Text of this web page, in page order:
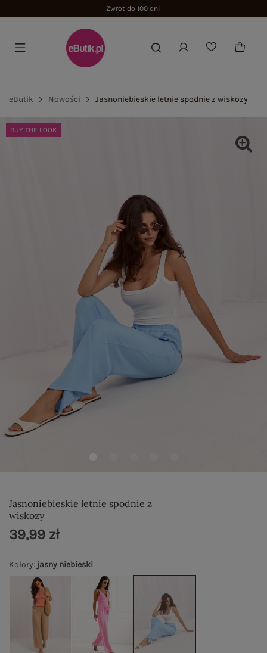
Zwrot do 100 dni
eButik Nowości Jasnoniebieskie letnie spodnie z wiskozy
BUY THE LOOK
Jasnoniebieskie letnie spodnie z
wiskozy
Kolory: jasny niebieski
39,99 zł